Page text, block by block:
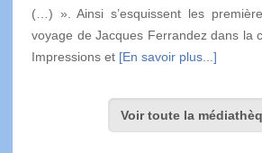
(…) ». Ainsi s’esquissent les
voyage de Jacques Ferrandez dans la
Impressions et [En savoir plus...]
Voir toute la